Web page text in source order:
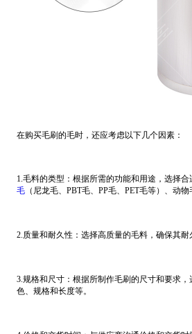
在购买毛刷的毛时，还应考虑以下几个因素：
1.毛料的类型：根据所需的功能和用途，选择
毛（尼龙毛、PBT毛、PP毛、PET毛等）、动物
2.质量和耐久性：选择高质量的毛料，确保其耐
3.规格和尺寸：根据所制作毛刷的尺寸和要求
色、规格和长度等。